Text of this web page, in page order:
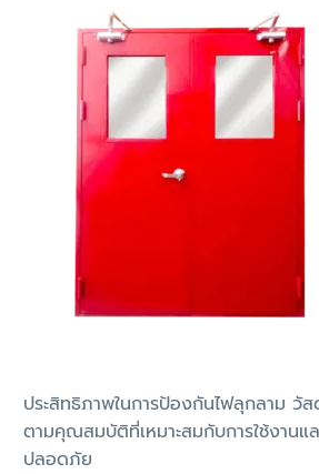
ประสิทธิภาพในการป้องกันไฟลุกลาม วัส
ตามคุณสมบัติที่เหมาะสมกับการใช้งานแ
ปลอดภัย